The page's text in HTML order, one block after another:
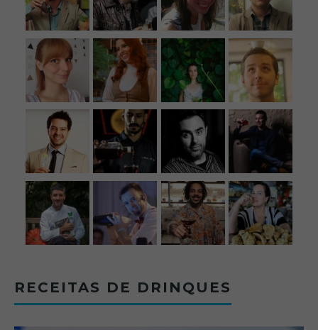
RECEITAS DE DRINQUES